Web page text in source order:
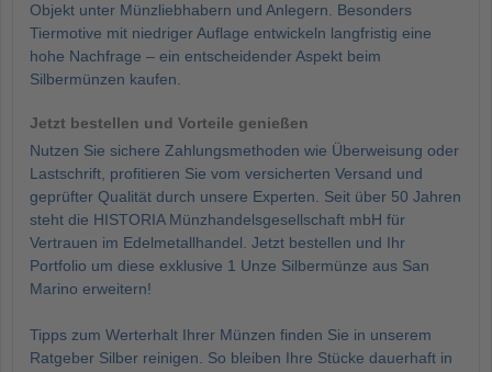
Objekt unter Münzliebhabern und Anlegern. Besonders
Tiermotive mit niedriger Auflage entwickeln langfristig eine
hohe Nachfrage – ein entscheidender Aspekt beim
Silbermünzen kaufen.
Jetzt bestellen und Vorteile genießen
Nutzen Sie sichere Zahlungsmethoden wie Überweisung oder
Lastschrift, profitieren Sie vom versicherten Versand und
geprüfter Qualität durch unsere Experten. Seit über 50 Jahren
steht die HISTORIA Münzhandelsgesellschaft mbH für
Vertrauen im Edelmetallhandel. Jetzt bestellen und Ihr
Portfolio um diese exklusive 1 Unze Silbermünze aus San
Marino erweitern!
Tipps zum Werterhalt Ihrer Münzen finden Sie in unserem
Ratgeber Silber reinigen. So bleiben Ihre Stücke dauerhaft in